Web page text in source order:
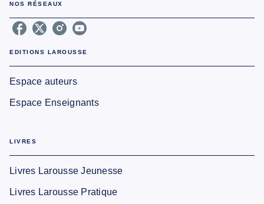
NOS RÉSEAUX
EDITIONS LAROUSSE
Espace auteurs
Espace Enseignants
LIVRES
Livres Larousse Jeunesse
Livres Larousse Pratique